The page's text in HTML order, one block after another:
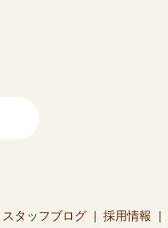
スタッフブログ 採用情報